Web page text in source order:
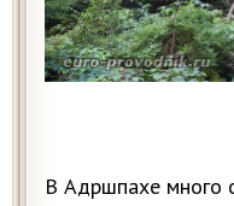
В Адршпахе много